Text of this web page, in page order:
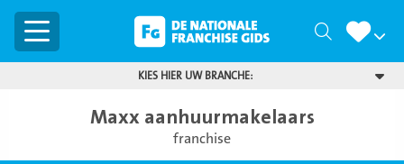
Menu Zoeken
KIES HIER UW BRANCHE:
Maxx aanhuurmakelaars
franchise